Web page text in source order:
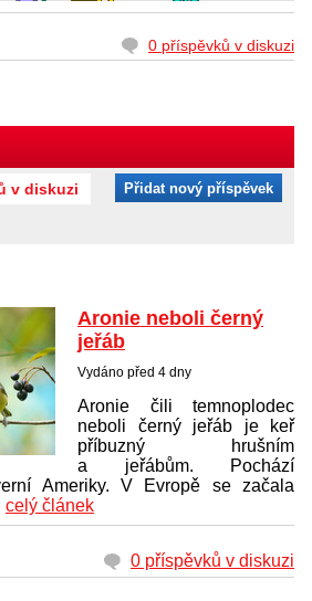
0 příspěvků v diskuzi
v diskuzi Přidat nový příspěvek
Aronie neboli černý
jeřáb
Vydáno před 4 dny
Aronie čili temnoplodec
neboli černý jeřáb je keř
příbuzný hrušním
a jeřábům. Pochází
Ameriky. V Evropě se začala
celý článek
0 příspěvků v diskuzi